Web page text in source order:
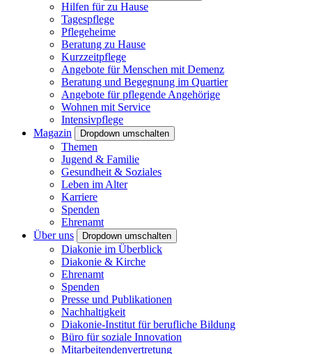
Hilfen für zu Hause
Tagespflege
Pflegeheime
Beratung zu Hause
Kurzzeitpflege
Angebote für Menschen mit Demenz
Beratung und Begegnung im Quartier
Angebote für pflegende Angehörige
Wohnen mit Service
Intensivpflege
Magazin
Dropdown umschalten
Themen
Jugend & Familie
Gesundheit & Soziales
Leben im Alter
Karriere
Spenden
Ehrenamt
Über uns
Dropdown umschalten
Diakonie im Überblick
Diakonie & Kirche
Ehrenamt
Spenden
Presse und Publikationen
Nachhaltigkeit
Diakonie-Institut für berufliche Bildung
Büro für soziale Innovation
Mitarbeitendenvertretung